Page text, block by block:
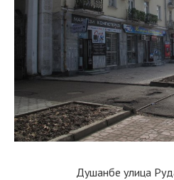
Душанбе улица